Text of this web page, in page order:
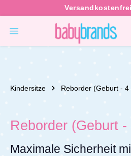
Kindersitze Reborder (Geburt - 4
Reborder (Geburt
Maximale Sicherheit